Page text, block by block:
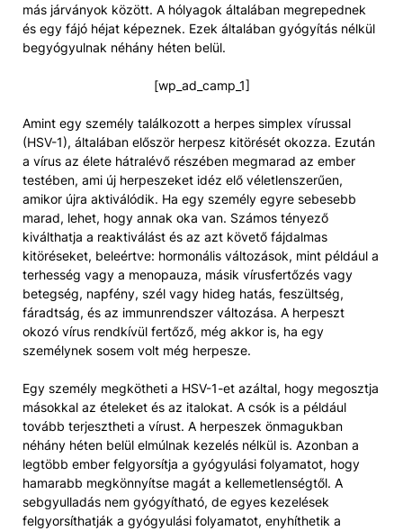
más járványok között. A hólyagok általában megrepednek
és egy fájó héjat képeznek. Ezek általában gyógyítás nélkül
begyógyulnak néhány héten belül.
[wp_ad_camp_1]
Amint egy személy találkozott a herpes simplex vírussal
(HSV-1), általában először herpesz kitörését okozza. Ezután
a vírus az élete hátralévő részében megmarad az ember
testében, ami új herpeszeket idéz elő véletlenszerűen,
amikor újra aktiválódik. Ha egy személy egyre sebesebb
marad, lehet, hogy annak oka van. Számos tényező
kiválthatja a reaktiválást és az azt követő fájdalmas
kitöréseket, beleértve: hormonális változások, mint például a
terhesség vagy a menopauza, másik vírusfertőzés vagy
betegség, napfény, szél vagy hideg hatás, feszültség,
fáradtság, és az immunrendszer változása. A herpeszt
okozó vírus rendkívül fertőző, még akkor is, ha egy
személynek sosem volt még herpesze.
Egy személy megkötheti a HSV-1-et azáltal, hogy megosztja
másokkal az ételeket és az italokat. A csók is a például
tovább terjesztheti a vírust. A herpeszek önmagukban
néhány héten belül elmúlnak kezelés nélkül is. Azonban a
legtöbb ember felgyorsítja a gyógyulási folyamatot, hogy
hamarabb megkönnyítse magát a kellemetlenségtől. A
sebgyulladás nem gyógyítható, de egyes kezelések
felgyorsíthatják a gyógyulási folyamatot, enyhíthetik a